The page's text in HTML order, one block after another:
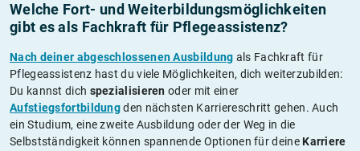
Welche Fort- und Weiterbildungs­möglichkeiten
gibt es als Fachkraft für Pflegeassistenz?
Nach deiner abgeschlossenen Ausbildung als Fachkraft für
Pflegeassistenz hast du viele Möglichkeiten, dich weiterzubilden:
Du kannst dich spezialisieren oder mit einer
Aufstiegsfortbildungden nächsten Karriereschritt gehen. Auch
ein Studium, eine zweite Ausbildung oder der Weg in die
Selbstständigkeit können spannende Optionen für deine Karriere